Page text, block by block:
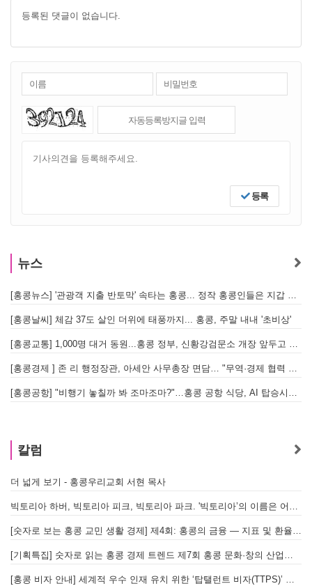
등록된 댓글이 없습니다.
등록
뉴스
[홍콩뉴스] '관광객 지출 반토막' 속타는 홍콩... 정작 홍콩인들은 지갑 들고 해외로?
[홍콩날씨] 체감 37도 살인 더위에 태풍까지... 홍콩, 주말 내내 '초비상'
[홍콩교통] 1,000명 대거 동원...홍콩 정부, 신황강검문소 개장 앞두고 실전 훈련 돌입
[홍콩경제 ] 존 리 행정장관, 아세안 사무총장 면담… "무역·경제 협력 한층 강화한다"
[홍콩공항] "비행기 놓칠까 봐 조마조마?"…홍콩 공항 식당, AI 탑승시간 계산해 메뉴 추천해 준다
칼럼
더 넓게 보기 - 홍콩우리교회 서현 목사
빅토리아 하버, 빅토리아 피크, 빅토리아 파크. '빅토리아’의 이름은 어떻게 온 걸까? - [이승권 원장의 생활칼럼]
[숫자로 보는 홍콩 교민 생활 경제] 제4회: 홍콩의 금융 — 지표 및 환율, MPF 운영 현황
[기획특집] 숫자로 읽는 홍콩 경제 트렌드 제7회 홍콩 문화·창의 산업의 구조와 분야별 동향
[홍콩 비자 안내] 세계적 우수 인재 유치 위한 ‘탑탤런트 비자(TTPS)’ 주요 요건